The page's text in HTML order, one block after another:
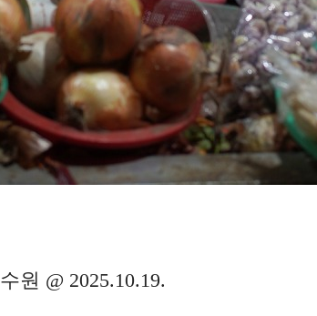
수원 @ 2025.10.19.